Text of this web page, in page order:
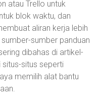
atau Trello untuk
blok waktu, dan
aliran kerja lebih
sumber panduan
dibahas di artikel-
situs seperti
memilih alat bantu